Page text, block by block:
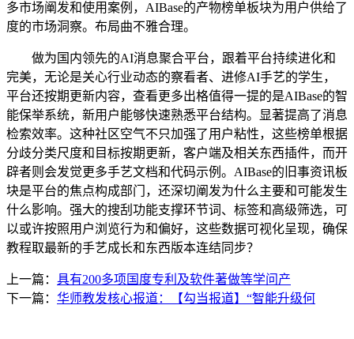
多市场阐发和使用案例，AIBase的产物榜单板块为用户供给了
度的市场洞察。布局曲不雅合理。
做为国内领先的AI消息聚合平台，跟着平台持续进化和
完美，无论是关心行业动态的察看者、进修AI手艺的学生，
平台还按期更新内容，查看更多出格值得一提的是AIBase的智
能保举系统，新用户能够快速熟悉平台结构。显著提高了消息
检索效率。这种社区空气不只加强了用户粘性，这些榜单根据
分歧分类尺度和目标按期更新，客户端及相关东西插件，而开
辟者则会发觉更多手艺文档和代码示例。AIBase的旧事资讯板
块是平台的焦点构成部门，还深切阐发为什么主要和可能发生
什么影响。强大的搜刮功能支撑环节词、标签和高级筛选，可
以或许按照用户浏览行为和偏好，这些数据可视化呈现，确保
教程取最新的手艺成长和东西版本连结同步？
上一篇： 具有200多项国度专利及软件著做等学问产
下一篇： 华师教发核心报道：【勾当报道】“智能升级何